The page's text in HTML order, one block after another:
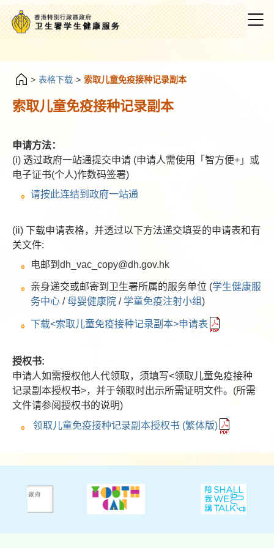
> 表格下载 > 索取儿童免疫接种记录副本
索取儿童免疫接种记录副本
申请方法：
(i) 透过政府一站通提交申请 (申请人需使用「智方便+」或
电子证书(个人)作数码签署)
请按此连结到政府一站通
(ii) 下载申请表格，并透过以下方法递交填妥的申请表和有
关文件:
电邮到dh_vac_copy@dh.gov.hk
亲身递交或邮寄到卫生署所属的服务单位 (学生健康服
务中心 / 母婴健康院 / 学童免疫注射小组)
下载<索取儿童免疫接种记录副本>申请表
授权书:
申请人如需授权他人代领取，须填写<领取儿童免疫接种
记录副本授权书>，并于领取时出示所需证明文件。(所需
文件请参阅授权书的说明)
领取儿童免疫接种记录副本授权书 (繁体版)